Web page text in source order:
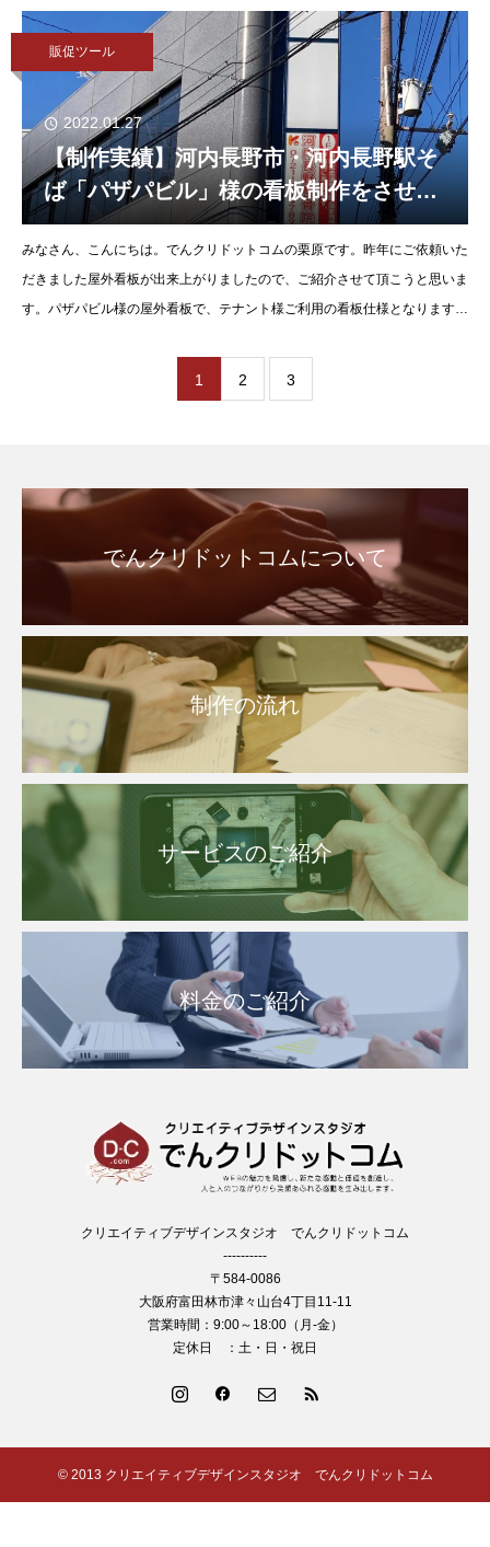
販促ツール
2022.01.27
【制作実績】河内長野市・河内長野駅そ
ば「パザパビル」様の看板制作をさせて
いただきました。
みなさん、こんにちは。でんクリドットコムの栗原です。昨年にご依頼いた
だきました屋外看板が出来上がりましたので、ご紹介させて頂こうと思いま
す。パザパビル様の屋外看板で、テナント様ご利用の看板仕様となります。
1 2 3
でんクリドットコムについて
制作の流れ
サービスのご紹介
料金のご紹介
クリエイティブデザインスタジオ でんクリドットコム
----------
〒584-0086
大阪府富田林市津々山台4丁目11-11
営業時間：9:00～18:00（月-金）
定休日 ：土・日・祝日
© 2013 クリエイティブデザインスタジオ でんクリドットコム